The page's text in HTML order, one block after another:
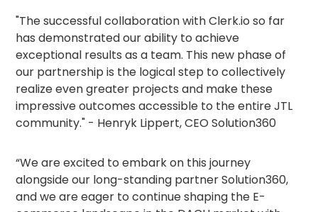
"The successful collaboration with Clerk.io so far
has demonstrated our ability to achieve
exceptional results as a team. This new phase of
our partnership is the logical step to collectively
realize even greater projects and make these
impressive outcomes accessible to the entire JTL
community." - Henryk Lippert, CEO Solution360
“We are excited to embark on this journey
alongside our long-standing partner Solution360,
and we are eager to continue shaping the E-